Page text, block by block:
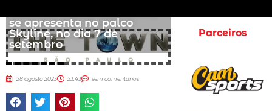
se apresenta no palco
Skyline, no dia 7 de
setembro
28 agosto 2023 23:43 sem comentários
Parceiros